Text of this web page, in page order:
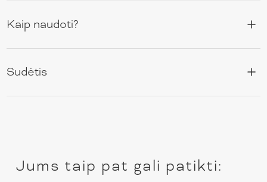
Kaip naudoti?
Sudėtis
Jums taip pat gali patikti: